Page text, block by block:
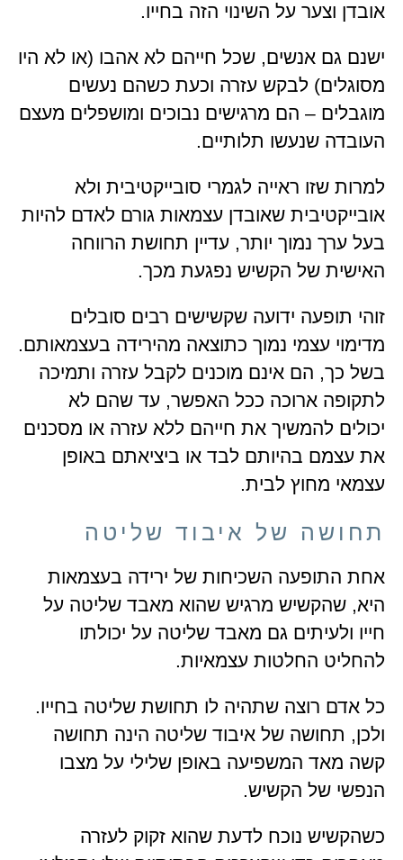
אובדן וצער על השינוי הזה בחייו.
ישנם גם אנשים, שכל חייהם לא אהבו (או לא היו
מסוגלים) לבקש עזרה וכעת כשהם נעשים
מוגבלים – הם מרגישים נבוכים ומושפלים מעצם
העובדה שנעשו תלותיים.
למרות שזו ראייה לגמרי סובייקטיבית ולא
אובייקטיבית שאובדן עצמאות גורם לאדם להיות
בעל ערך נמוך יותר, עדיין תחושת הרווחה
האישית של הקשיש נפגעת מכך.
זוהי תופעה ידועה שקשישים רבים סובלים
מדימוי עצמי נמוך כתוצאה מהירידה בעצמאותם.
בשל כך, הם אינם מוכנים לקבל עזרה ותמיכה
לתקופה ארוכה ככל האפשר, עד שהם לא
יכולים להמשיך את חייהם ללא עזרה או מסכנים
את עצמם בהיותם לבד או ביציאתם באופן
עצמאי מחוץ לבית.
תחושה של איבוד שליטה
אחת התופעה השכיחות של ירידה בעצמאות
היא, שהקשיש מרגיש שהוא מאבד שליטה על
חייו ולעיתים גם מאבד שליטה על יכולתו
להחליט החלטות עצמאיות.
כל אדם רוצה שתהיה לו תחושת שליטה בחייו.
ולכן, תחושה של איבוד שליטה הינה תחושה
קשה מאד המשפיעה באופן שלילי על מצבו
הנפשי של הקשיש.
כשהקשיש נוכח לדעת שהוא זקוק לעזרה